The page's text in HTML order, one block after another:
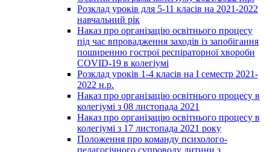
Розклад уроків для 5-11 класів на 2021-2022
навчальний рік
Наказ про організацію освітнього процесу
під час впровадження заходів із запобігання
поширенню гострої респіраторної хвороби
COVID-19 в колегіумі
Розклад уроків 1-4 класів на І семестр 2021-
2022 н.р.
Наказ про організацію освітнього процесу в
колегіумі з 08 листопада 2021
Наказ про організацію освітнього процесу в
колегіумі з 17 листопада 2021 року
Положення про команду психолого-
педагогічного супроводу дитини з